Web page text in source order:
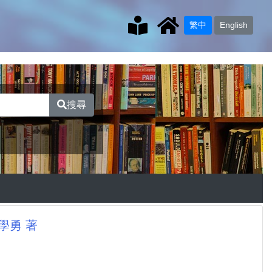
繁中 English
搜尋
勇 著